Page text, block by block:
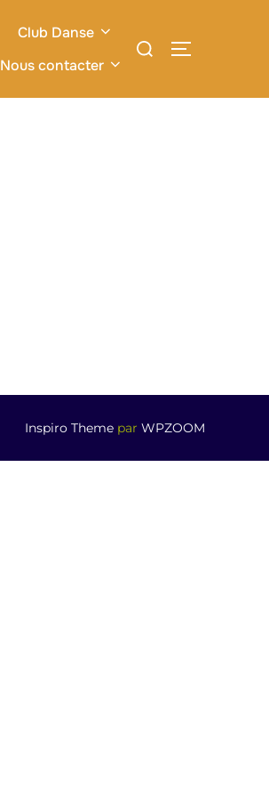
Club Danse
Nous contacter
Inspiro Theme par WPZOOM